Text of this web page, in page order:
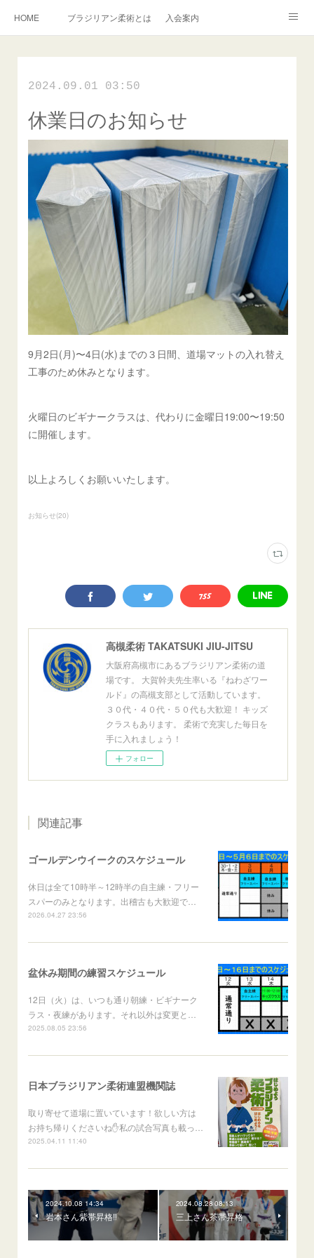
HOME ブラジリアン柔術とは 入会案内
English Information 過去の写真集
アメブロ 旧ブログ Instagram
2024.09.01 03:50
休業日のお知らせ
9月2日(月)〜4日(水)までの３日間、道場マットの入れ替え
工事のため休みとなります。
火曜日のビギナークラスは、代わりに金曜日19:00〜19:50
に開催します。
以上よろしくお願いいたします。
お知らせ(20)
高槻柔術 TAKATSUKI JIU-JITSU
大阪府高槻市にあるブラジリアン柔術の道
場です。 大賀幹夫先生率いる『ねわざワー
ルド』の高槻支部として活動しています。
３０代・４０代・５０代も大歓迎！ キッズ
クラスもあります。 柔術で充実した毎日を
手に入れましょう！
フォロー
関連記事
ゴールデンウイークのスケジュール
休日は全て10時半～12時半の自主練・フリー
スパーのみとなります。出稽古も大歓迎で…
2026.04.27 23:56
盆休み期間の練習スケジュール
12日（火）は、いつも通り朝練・ビギナーク
ラス・夜練があります。それ以外は変更と…
2025.08.05 23:56
日本ブラジリアン柔術連盟機関誌
取り寄せて道場に置いています！欲しい方は
お持ち帰りくださいね✋私の試合写真も載っ…
2025.04.11 11:40
2024.10.08 14:34
岩本さん紫帯昇格‼️
2024.08.28 08:13
三上さん茶帯昇格